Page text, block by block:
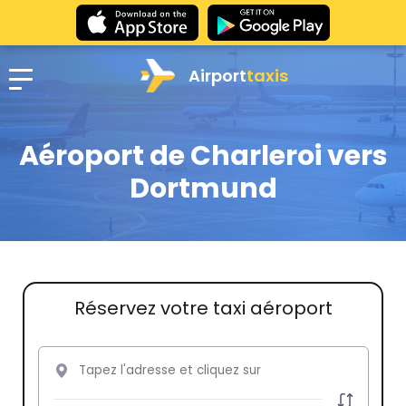
Airporttaxis
Aéroport de Charleroi vers
Dortmund
Réservez votre taxi aéroport